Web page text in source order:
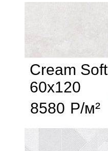
Cream Soft
60x120
8580 Р/м²